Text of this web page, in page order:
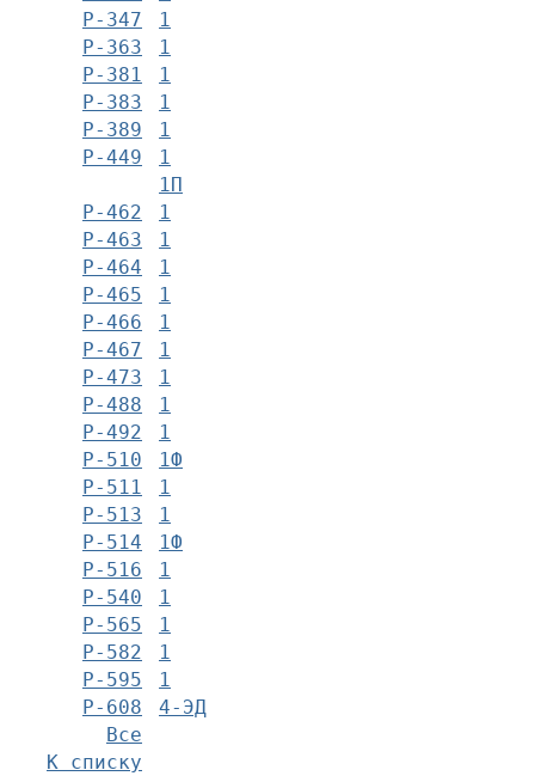
Р-347
1
Р-363
1
Р-381
1
Р-383
1
Р-389
1
Р-449
1
1П
Р-462
1
Р-463
1
Р-464
1
Р-465
1
Р-466
1
Р-467
1
Р-473
1
Р-488
1
Р-492
1
Р-510
1Ф
Р-511
1
Р-513
1
Р-514
1Ф
Р-516
1
Р-540
1
Р-565
1
Р-582
1
Р-595
1
Р-608
4-ЭД
Все
К списку